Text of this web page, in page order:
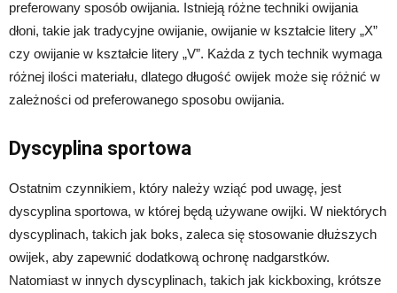
preferowany sposób owijania. Istnieją różne techniki owijania
dłoni, takie jak tradycyjne owijanie, owijanie w kształcie litery „X”
czy owijanie w kształcie litery „V”. Każda z tych technik wymaga
różnej ilości materiału, dlatego długość owijek może się różnić w
zależności od preferowanego sposobu owijania.
Dyscyplina sportowa
Ostatnim czynnikiem, który należy wziąć pod uwagę, jest
dyscyplina sportowa, w której będą używane owijki. W niektórych
dyscyplinach, takich jak boks, zaleca się stosowanie dłuższych
owijek, aby zapewnić dodatkową ochronę nadgarstków.
Natomiast w innych dyscyplinach, takich jak kickboxing, krótsze